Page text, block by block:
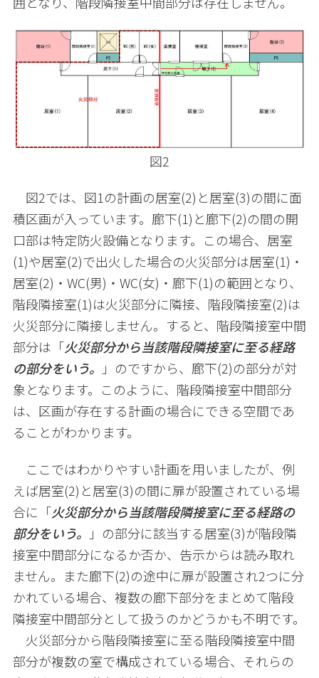
図2
図2では、図1の計画の居室(2) と居室(3)の間に面
積区画が入っています。廊下(1) と廊下(2)の間の開
口部は特定防火設備となります。この場合、居室
(1)や居室(2)で出火した場合の火災部分は居室(1) ・
居室(2) ・ WC(男) ・ WC(女) ・廊下(1)の範囲となり、
階段隣接室(1)は火災部分に隣接、階段隣接室(2)は
火災部分に隣接しません。すると、階段隣接室中間
部分は「火災部分から当該階段隣接室に至る経路
の部分をいう。
」のですから、廊下(2)の部分が対
象となります。このように、階段隣接室中間部分
は、区画が存在する計画の場合にできる空間であ
ることがわかります。
ここではわかりやすい計画を用いましたが、例
えば居室(2) と居室(3)の間に扉が設置されている場
合に「火災部分から当該階段隣接室に至る経路の
部分をいう。
」の部分に該当する居室(3)が階段隣
接室中間部分になるか否か、告示からは読み取れ
ません。また廊下(2)の途中に扉が設置され2つに分
かれている場合、複数の廊下部分をまとめて階段
隣接室中間部分として扱うのかどうかも不明です。
火災部分から階段隣接室に至る階段隣接室中間
部分が複数の室で構成されている場合、それらの